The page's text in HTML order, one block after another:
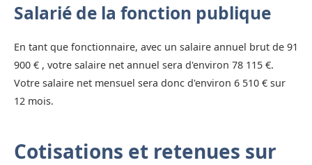
Salarié de la fonction publique
En tant que fonctionnaire, avec un salaire annuel brut de 91
900 € , votre salaire net annuel sera d'environ 78 115 €.
Votre salaire net mensuel sera donc d'environ 6 510 € sur
12 mois.
Cotisations et retenues sur